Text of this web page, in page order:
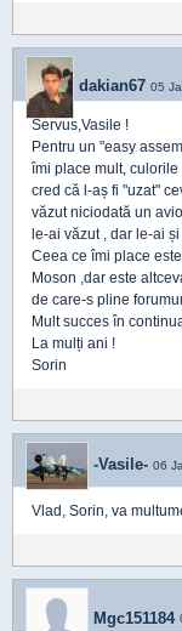
dakian67 05
Servus,Vasile !
Pentru un "easy
îmi place mult, culorile
cred că l-aș fi "uzat"
văzut niciodată un
le-ai văzut , dar le-ai
Ceea ce îmi place
Moson ,dar este
de care-s pline
Mult succes în
La mulți ani !
Sorin
-Vasile- 06
Vlad, Sorin, va
Mgc151184